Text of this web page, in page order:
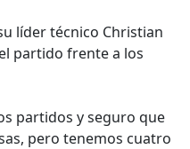
líder técnico Christian
partido frente a los
partidos y seguro que
pero tenemos cuatro